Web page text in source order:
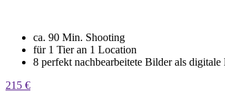
ca. 90 Min. Shooting
für 1 Tier an 1 Location
8 perfekt nachbearbeitete Bilder als digitale
215 €